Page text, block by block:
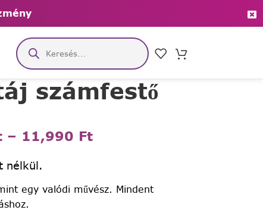
számfestő
– 11,990 Ft
nélkül.
egy valódi művész. Mindent